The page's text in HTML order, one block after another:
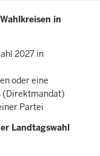
in
2027 in
oder eine
(Direktmandat)
Partei
Landtagswahl